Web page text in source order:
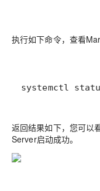
执行如下命令，查看
systemctl
返回结果如下，您可以
Server启动成功。